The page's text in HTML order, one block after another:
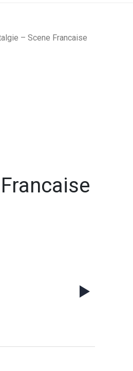
– Scene Francaise